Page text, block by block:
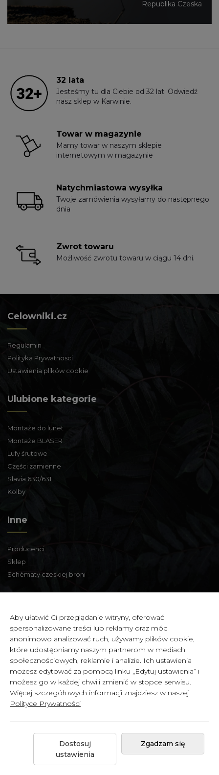
Republika Czeska
32 lata
Jesteśmy tu dla Ciebie od 32 lat. Odwiedź
nasz sklep w Karwinie.
Towar w magazynie
Mamy towar w naszym sklepie
internetowym w magazynie
Natychmiastowa wysyłka
Twoje zamówienia wysyłamy do następnego
dnia
Zwrot towaru
Możliwość zwrotu towaru w ciągu 14 dni.
Celowniki.cz
Regulamin
Polityka Prywatnosci
Ustawienia plików cookie
Ulubione kategorie
Montaże do lunet
Montaże BLASER
Lufy śrutowe
Części zamienne
Slavia 630/631
Kolby
Inne
Producenci
Sklep
Schématy czeskiej broni
Zbraně a střelivo Karviná
Zámecká 99,
Karviná - Fryštát,
733 01 CZECH REPUBLIC
IČ: 65900634
DIČ: CZ6358030426
Copyright © 2026 byCelowniki.cz
Aby ułatwić Ci przeglądanie witryny, oferować
spersonalizowane treści lub reklamy oraz móc
anonimowo analizować ruch, używamy plików cookie,
które udostępniamy naszym partnerom w mediach
społecznościowych, reklamie i analizie. Ich ustawienia
możesz edytować za pomocą linku „Edytuj ustawienia” i
możesz go w każdej chwili zmienić w stopce serwisu.
Więcej szczegółowych informacji znajdziesz w naszej
Polityce Prywatności
Zgadzam się
Dostosuj
ustawienia